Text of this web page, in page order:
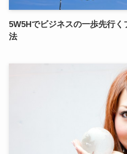
5W5Hでビジネスの一歩先行
法